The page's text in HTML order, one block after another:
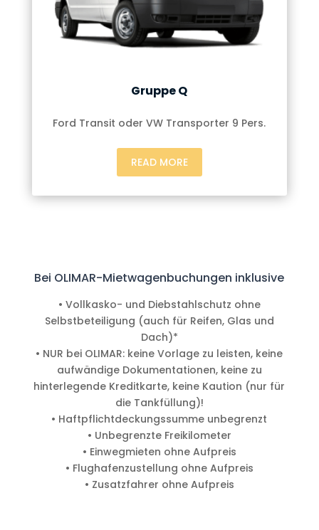
Gruppe Q
Ford Transit oder VW Transporter 9 Pers.
READ MORE
Bei OLIMAR-Mietwagenbuchungen inklusive
• Vollkasko- und Diebstahlschutz ohne
Selbstbeteiligung (auch für Reifen, Glas und
Dach)*
• NUR bei OLIMAR: keine Vorlage zu leisten, keine
aufwändige Dokumentationen, keine zu
hinterlegende Kreditkarte, keine Kaution (nur für
die Tankfüllung)!
• Haftpflichtdeckungssumme unbegrenzt
• Unbegrenzte Freikilometer
• Einwegmieten ohne Aufpreis
• Flughafenzustellung ohne Aufpreis
• Zusatzfahrer ohne Aufpreis